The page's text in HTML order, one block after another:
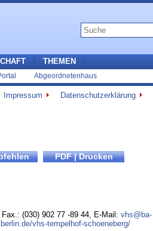
Abgeordnetenhaus
THEMEN
Impressum Datenschutzerklärung
Fax.: (030) 902 77 -89 44, E-Mail: vhs@ba-
vhs-tempelhof-schoeneberg/